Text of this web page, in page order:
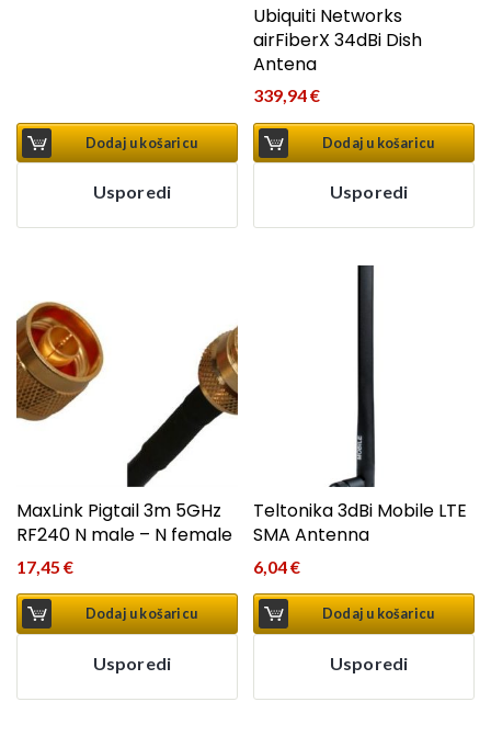
Dodaj u košaricu
Usporedi
Ubiquiti Networks
airFiberX 34dBi Dish
Antena
339,94€
Dodaj u košaricu
Usporedi
MaxLink Pigtail 3m 5GHz
RF240 N male – N female
17,45 €
Dodaj u košaricu
Usporedi
Teltonika 3dBi Mobile LTE
SMA Antenna
6,04€
Dodaj u košaricu
Usporedi